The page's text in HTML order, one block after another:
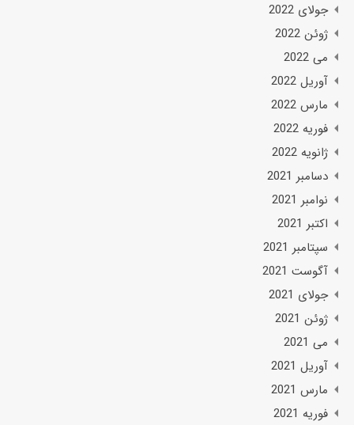
جولای 2022
ژوئن 2022
می 2022
آوریل 2022
مارس 2022
فوریه 2022
ژانویه 2022
دسامبر 2021
نوامبر 2021
اکتبر 2021
سپتامبر 2021
آگوست 2021
جولای 2021
ژوئن 2021
می 2021
آوریل 2021
مارس 2021
فوریه 2021